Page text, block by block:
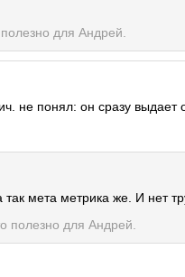
для Андрей
не понял: он сразу
мета метрика же. И нет
полезно для Андрей